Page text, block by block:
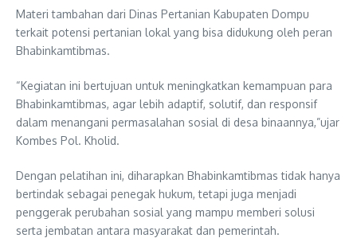
Materi tambahan dari Dinas Pertanian Kabupaten Dompu
terkait potensi pertanian lokal yang bisa didukung oleh peran
Bhabinkamtibmas.
“Kegiatan ini bertujuan untuk meningkatkan kemampuan para
Bhabinkamtibmas, agar lebih adaptif, solutif, dan responsif
dalam menangani permasalahan sosial di desa binaannya,”ujar
Kombes Pol. Kholid.
Dengan pelatihan ini, diharapkan Bhabinkamtibmas tidak hanya
bertindak sebagai penegak hukum, tetapi juga menjadi
penggerak perubahan sosial yang mampu memberi solusi
serta jembatan antara masyarakat dan pemerintah.